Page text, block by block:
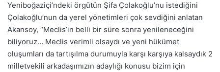
Yeniboğaziçi’ndeki örgütün Şifa Çolakoğlu’nu istediğini
Çolakoğlu’nun da yerel yönetimleri çok sevdiğini anlatan
Akansoy, “Meclis’in belli bir süre sonra yenileneceğini
biliyoruz… Meclis verimli olsaydı ve yeni hükümet
oluşumları da tartışılma durumuyla karşı karşıya kalsaydık 2
milletvekili arkadaşımızın adaylığı konusu bizim için